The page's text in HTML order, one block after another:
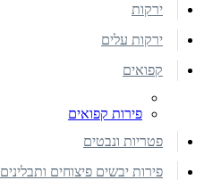
ירקות
ירקות עלים
קפואים
פירות קפואים
פטריות ונבטים
פירות יבשים פיצוחים ותבלינים